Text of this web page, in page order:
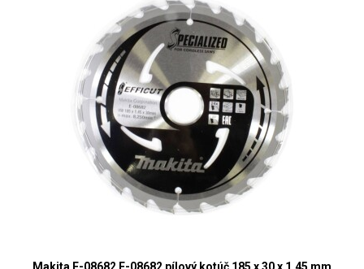
Makita E-08682 E-08682 pílový kotúč 185 x 30 x 1.45 mm